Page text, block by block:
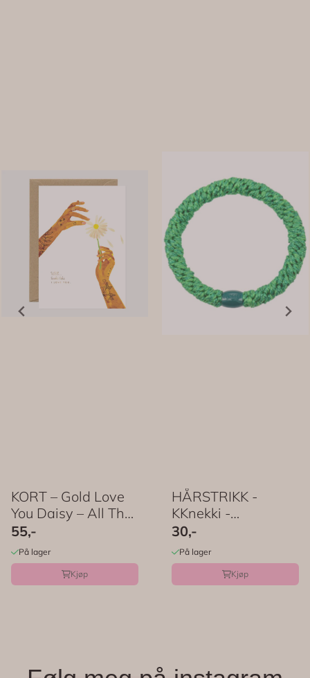
KORT – Gold Love
You Daisy – All The
Ways To ...
55,-
På lager
Kjøp
HÅRSTRIKK -
KKnekki -
Esmeralda Glitter -
Bon Dep
30,-
På lager
Kjøp